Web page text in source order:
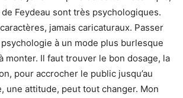
Feydeau sont très psychologiques.
jamais caricaturaux. Passer
à un mode plus burlesque
monter. Il faut trouver le bon dosage, la
pour accrocher le public jusqu’au
une attitude, peut tout changer. Mon